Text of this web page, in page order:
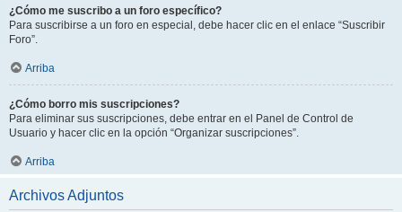
¿Cómo me suscribo a un foro específico?
Para suscribirse a un foro en especial, debe hacer clic en el enlace “Suscribir
Foro”.
Arriba
¿Cómo borro mis suscripciones?
Para eliminar sus suscripciones, debe entrar en el Panel de Control de
Usuario y hacer clic en la opción “Organizar suscripciones”.
Arriba
Archivos Adjuntos